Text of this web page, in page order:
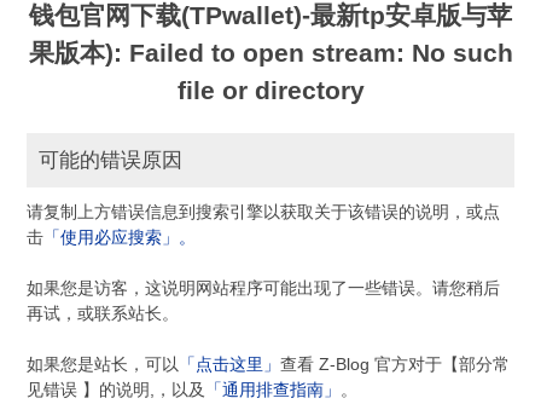
钱包官网下载(TPwallet)-最新tp安卓版与苹
果版本): Failed to open stream: No such
file or directory
可能的错误原因
请复制上方错误信息到搜索引擎以获取关于该错误的说明，或点
击 「使用必应搜索」。
如果您是访客，这说明网站程序可能出现了一些错误。请您稍后
再试，或联系站长。
如果您是站长，可以 「点击这里」查看 Z-Blog 官方对于【部分常
见错误 】的说明,，以及
「通用排查指南」 。